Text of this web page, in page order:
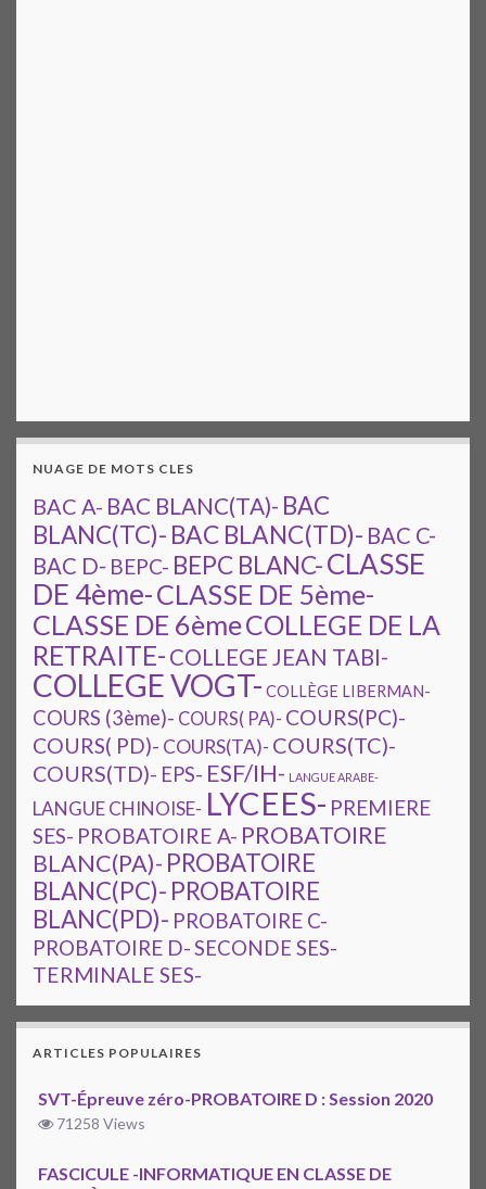
NUAGE DE MOTS CLES
BAC A- BAC BLANC(TA)- BAC
BLANC(TC)- BAC BLANC(TD)- BAC C-
BAC D- BEPC- BEPC BLANC-CLASSE
DE 4ème-CLASSE DE 5ème-
CLASSE DE 6èmeCOLLEGE DE LA
RETRAITE- COLLEGE JEAN TABI-
COLLEGE VOGT- COLLÈGE LIBERMAN-
COURS (3ème)- COURS( PA)- COURS(PC)-
COURS( PD)- COURS(TA)- COURS(TC)-
COURS(TD)- EPS- ESF/IH- LANGUE ARABE-
LANGUE CHINOISE- LYCEES- PREMIERE
SES- PROBATOIRE A- PROBATOIRE
BLANC(PA)- PROBATOIRE
BLANC(PC)- PROBATOIRE
BLANC(PD)- PROBATOIRE C-
PROBATOIRE D-SECONDE SES-
TERMINALE SES-
ARTICLES POPULAIRES
SVT-Épreuve zéro-PROBATOIRE D : Session 2020
71258 Views
FASCICULE -INFORMATIQUE EN CLASSE DE